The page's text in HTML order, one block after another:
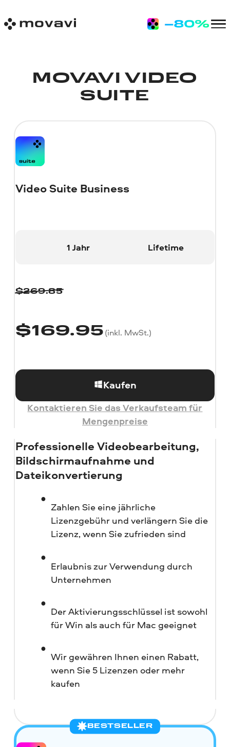
MOVAVI VIDEO
SUITE
Video Suite Business
1 Jahr Lifetime
$269.85
$169.95(inkl. MwSt.)
Kaufen
Kontaktieren Sie das Verkaufsteam für
Mengenpreise
Professionelle Videobearbeitung,
Bild­schirmaufnahme und
Dateikonvertierung
Zahlen Sie eine jährliche
Lizenzgebühr und verlängern Sie die
Lizenz, wenn Sie zufrieden sind
Erlaubnis zur Verwendung durch
Unternehmen
Der Aktivierungsschlüssel ist sowohl
für Win als auch für Mac geeignet
Wir gewähren Ihnen einen Rabatt,
wenn Sie 5 Lizenzen oder mehr
kaufen
BESTSELLER